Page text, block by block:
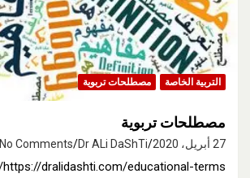
التربية الخاصة مصطلحات تربوية
مصطلحات تربوية
27 أبريل، 2020 Dr ALi DaShTi
No Comments
https://dralidashti.com/educational-terms/